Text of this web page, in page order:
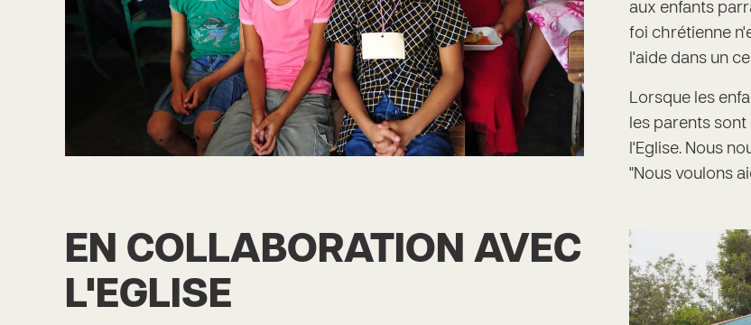
aux enfants
foi chrétienne
l'aide dans un
Lorsque les
les parents
l'Eglise. Nous
"Nous voulons
EN COLLABORATION AVEC
L'EGLISE